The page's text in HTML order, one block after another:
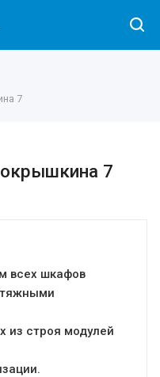
7
7
всех шкафов
строя модулей